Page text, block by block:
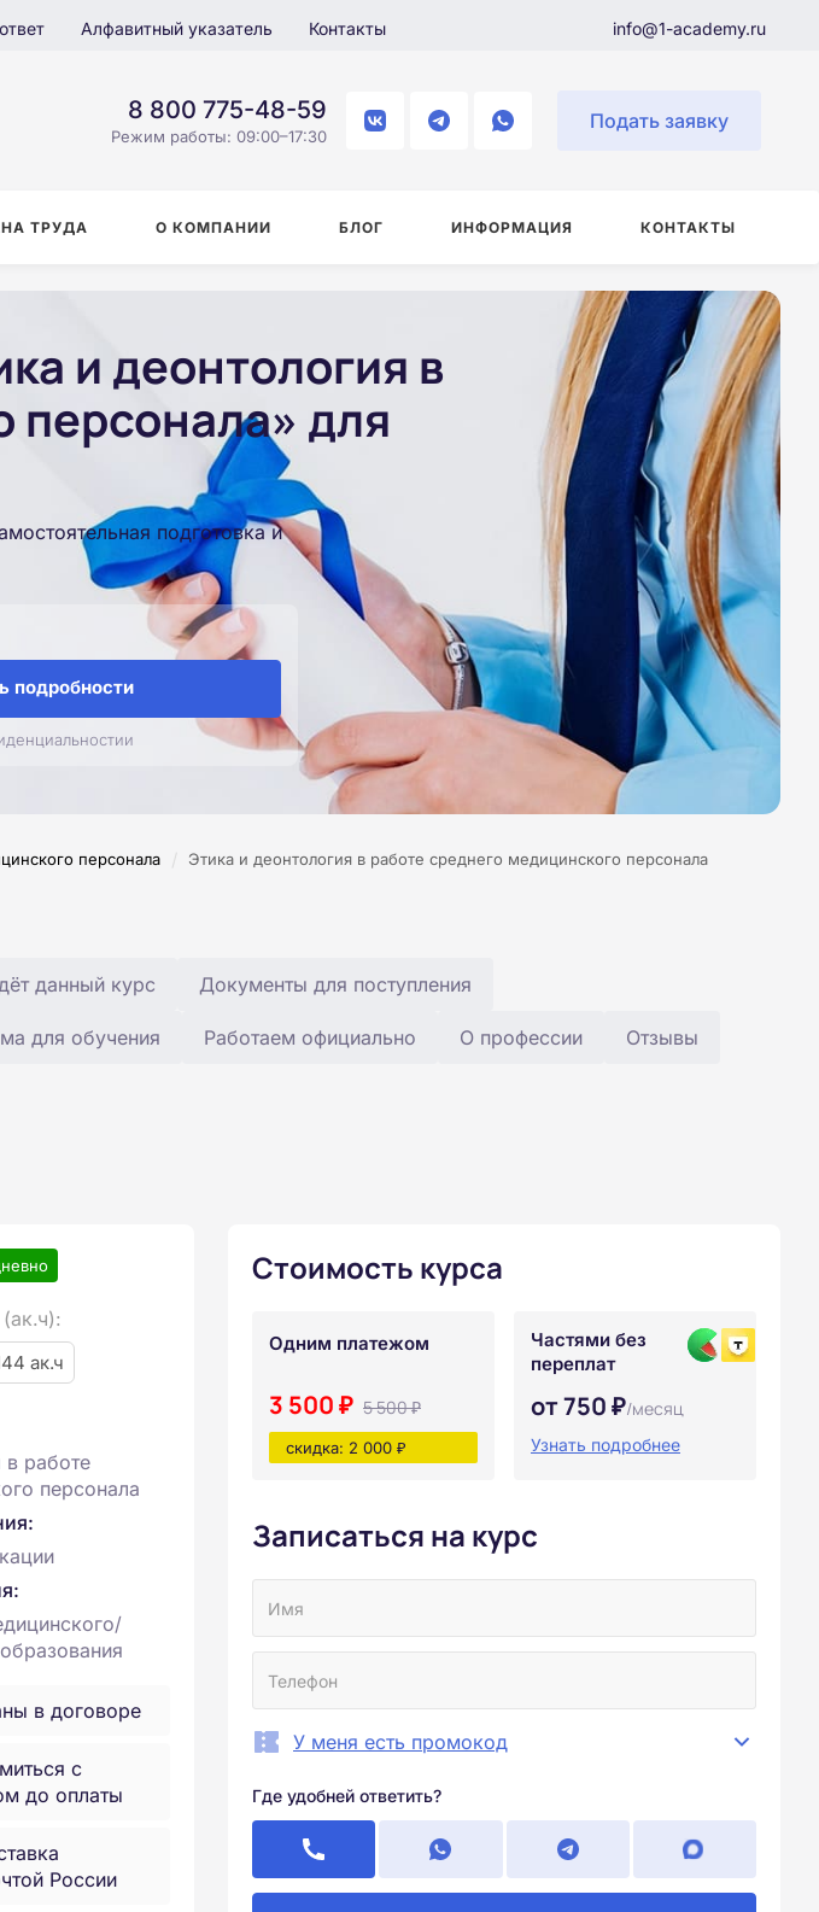
Алфавитный указатель Контакты info@1-academy.ru
8 800 775-48-59
Режим работы: 09:00–17:30
Подать заявку
ТРУДА О КОМПАНИИ БЛОГ ИНФОРМАЦИЯ КОНТАКТЫ
и деонтология в
персонала» для
подготовка и
подробности
персонала / Этика и деонтология в работе среднего медицинского персонала
данный курс Документы для поступления
для обучения Работаем официально О профессии Отзывы
ак.ч
в работе
персонала
в договоре
с
до оплаты
России
Стоимость курса
Одним платежом
3 500 ₽ 5 500 ₽
скидка: 2 000 ₽
Частями без
переплат
от 750 ₽/месяц
Узнать подробнее
Записаться на курс
У меня есть промокод
Где удобней ответить?